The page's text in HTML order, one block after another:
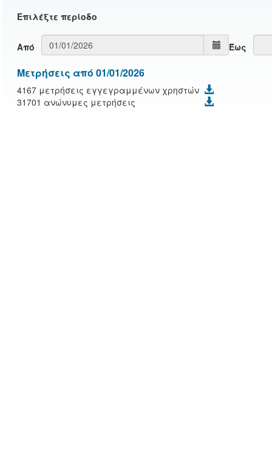
Eπιλέξτε περίοδο
Από Έως
Μετρήσεις από 01/01/2026
4167 μετρήσεις εγγεγραμμένων χρηστών
31701 ανώνυμες μετρήσεις